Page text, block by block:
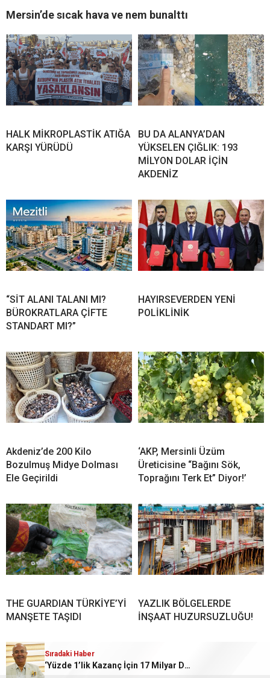
Sıradaki Haber
‘Yüzde 1’lik Kazanç İçin 17 Milyar Dolarlık Turizm Riske Atılıyor’
Mersin’de sıcak hava ve nem bunalttı
HALK MİKROPLASTİK ATIĞA
KARŞI YÜRÜDÜ
BU DA ALANYA’DAN
YÜKSELEN ÇIĞLIK: 193
MİLYON DOLAR İÇİN
AKDENİZ
“SİT ALANI TALANI MI?
BÜROKRATLARA ÇİFTE
STANDART MI?”
HAYIRSEVERDEN YENİ
POLİKLİNİK
Akdeniz’de 200 Kilo
Bozulmuş Midye Dolması
Ele Geçirildi
‘AKP, Mersinli Üzüm
Üreticisine “Bağını Sök,
Toprağını Terk Et” Diyor!’
THE GUARDIAN TÜRKİYE’Yİ
MANŞETE TAŞIDI
YAZLIK BÖLGELERDE
İNŞAAT HUZURSUZLUĞU!
YORUMLAR